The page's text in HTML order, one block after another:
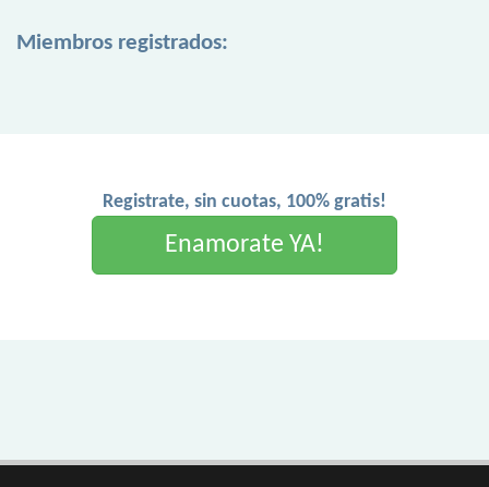
Miembros registrados:
Registrate, sin cuotas, 100% gratis!
Enamorate YA!